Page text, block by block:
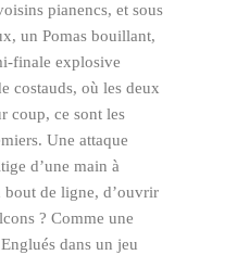
pianencs, et sous
un Pomas bouillant,
finale explosive
costauds, où les deux
coup, ce sont les
Une attaque
d’une main à
bout de ligne, d’ouvrir
? Comme une
dans un jeu